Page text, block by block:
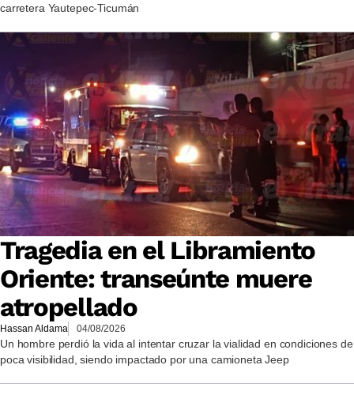
carretera Yautepec-Ticumán
Tragedia en el Libramiento
Oriente: transeúnte muere
atropellado
Hassan Aldama 04/08/2026
Un hombre perdió la vida al intentar cruzar la vialidad en condiciones de
poca visibilidad, siendo impactado por una camioneta Jeep